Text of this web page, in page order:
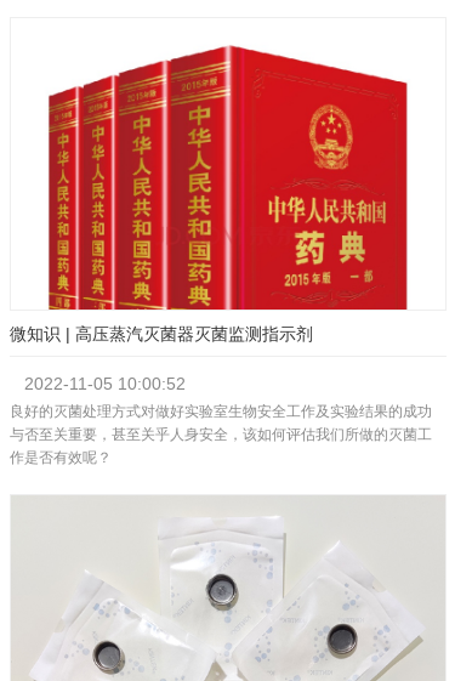
微知识 | 高压蒸汽灭菌器灭菌监测指示剂
2022-11-05 10:00:52
良好的灭菌处理方式对做好实验室生物安全工作及实验结果的成功
与否至关重要，甚至关乎人身安全，该如何评估我们所做的灭菌工
作是否有效呢？